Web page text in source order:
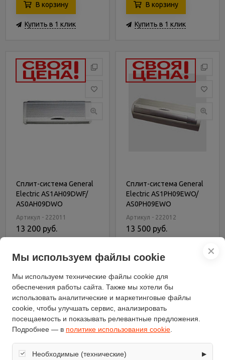
В корзину
Купить в 1 клик
В корзину
Купить в 1 клик
Сплит-система General
Electric AS1AH09DWF/
AS0AH09DWO
Артикул - 222011
13 200 руб.
Сплит-система General
Electric AS1PH09EWO/
AS0PH09EWO
Артикул - 222012
13 500 руб.
✕
Мы используем файлы cookie
Мы используем технические файлы cookie для
обеспечения работы сайта. Также мы хотели бы
использовать аналитические и маркетинговые файлы
cookie, чтобы улучшать сервис, анализировать
посещаемость и показывать релевантные предложения.
Подробнее — в политике использования cookie
Необходимые (технические) ▶